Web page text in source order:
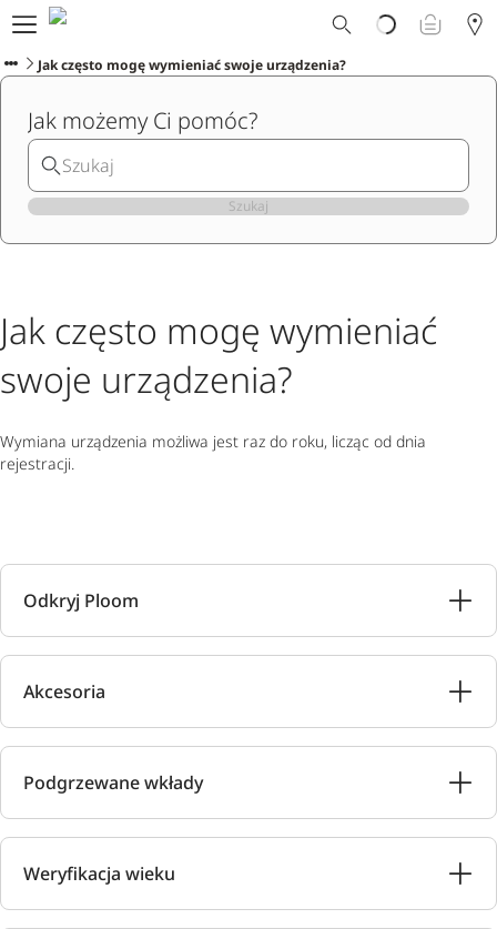
Dlaczego Ploom?
Sklep
Oferty Specjalne
Wsparcie
Wydarzenia
Sklepy Ploom
Jak często mogę wymieniać swoje urządzenia?
Jak możemy Ci pomóc?
Szukaj
Jak często mogę wymieniać
swoje urządzenia?
Wymiana urządzenia możliwa jest raz do roku, licząc od dnia
rejestracji.
Odkryj Ploom
Akcesoria
Podgrzewane wkłady
Weryfikacja wieku